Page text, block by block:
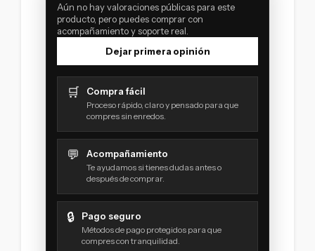
Aún no hay valoraciones públicas para este
producto, pero puedes comprar con
acompañamiento y soporte real.
Dejar primera opinión
🛒 Compra fácil
Proceso rápido, claro y pensado para que
compres sin enredos.
💬 Acompañamiento
Te ayudamos si tienes dudas antes o
después de comprar.
🔒 Pago seguro
Métodos de pago protegidos para que
compres con tranquilidad.